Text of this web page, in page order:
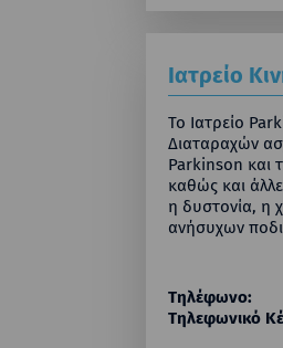
Ιατρείο
Το Ιατρείο
Διαταραχών
Parkinson και
καθώς και
η δυστονία, η
ανήσυχων
Τηλέφωνο:
Τηλεφωνικό